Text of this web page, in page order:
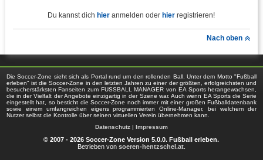
Du kannst dich hier anmelden oder hier registrieren!
Nach oben
Die Soccer-Zone sieht sich als Portal rund um den rollenden Ball. Unter dem Motto "Fußball
erleben" ist die Soccer-Zone in den letzten Jahren zu einer der größten, erfolgreichsten und
besucherstärksten Fanseiten zum FUSSBALL MANAGER von EA Sports herangewachsen,
die in der Vielfalt der Angebote einzigartig in der Szene war. Auch wenn EA Sports die Serie
eingestellt hat, so besticht die Soccer-Zone noch immer mit einer großen Fußballdatenbank
sowie einem umfangreichen eigens programmierten Online-Manager, bei welchem der
Nutzer selbst die Kontrolle über seinen virtuellen Verein übernehmen kann.
Datenschutz| Impressum
© 2007 - 2026 Soccer-Zone Version 5.0.0. Fußball erleben.
Betrieben von soeren-hentzschel.at.